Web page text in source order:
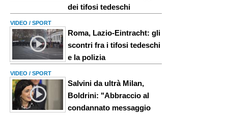
dei tifosi tedeschi
VIDEO / SPORT
Roma, Lazio-Eintracht: gli
scontri fra i tifosi tedeschi
e la polizia
VIDEO / SPORT
Salvini da ultrà Milan,
Boldrini: "Abbraccio al
condannato messaggio